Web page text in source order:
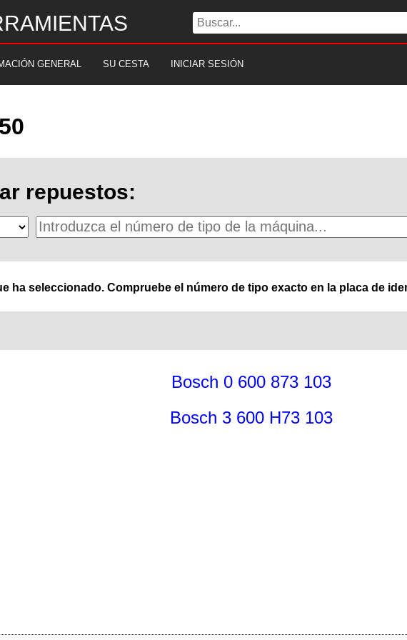
GENERAL SU CESTA INICIAR SESIÓN
repuestos:
ha seleccionado. Compruebe el número de tipo exacto en la placa de
Bosch 0 600 873 103
Bosch 3 600 H73 103